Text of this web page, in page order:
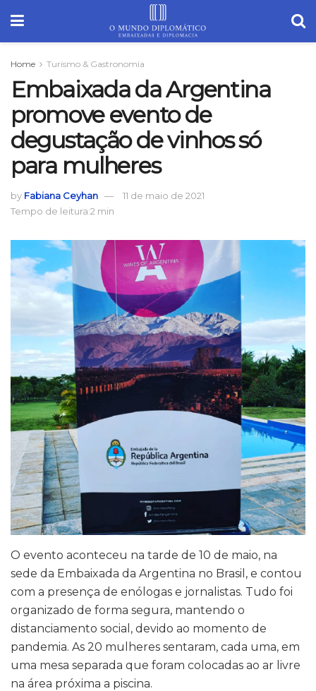
Home Turismo & Gastronomia
Embaixada da Argentina
promove evento de
degustação de vinhos só
para mulheres
by Fabiana Ceyhan
11 de maio de 2021
Tempo de leitura:2 min
O evento aconteceu na tarde de 10 de maio, na
sede da Embaixada da Argentina no Brasil, e contou
com a presença de enólogas e jornalistas. Tudo foi
organizado de forma segura, mantendo o
distanciamento social, devido ao momento de
pandemia. As 20 mulheres sentaram, cada uma, em
uma mesa separada que foram colocadas ao ar livre
na área próxima a piscina.